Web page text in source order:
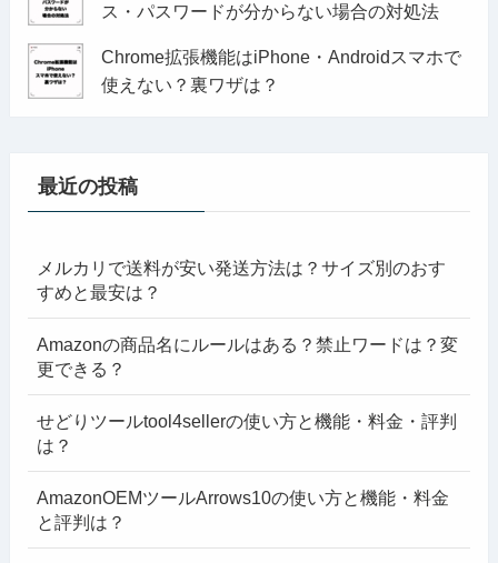
ス・パスワードが分からない場合の対処法
Chrome拡張機能はiPhone・Androidスマホで
使えない？裏ワザは？
最近の投稿
メルカリで送料が安い発送方法は？サイズ別のおす
すめと最安は？
Amazonの商品名にルールはある？禁止ワードは？変
更できる？
せどりツールtool4sellerの使い方と機能・料金・評判
は？
AmazonOEMツールArrows10の使い方と機能・料金
と評判は？